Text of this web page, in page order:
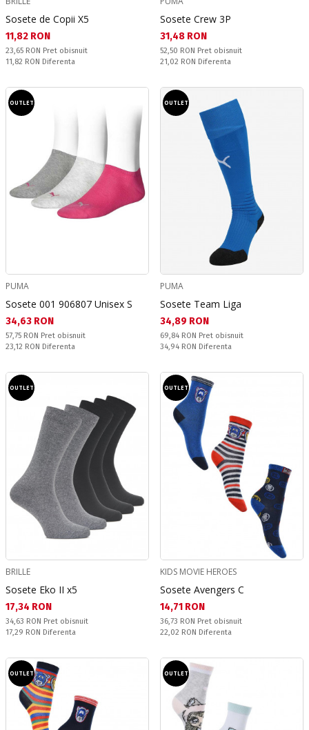
Sosete de Copii X5
Текуща цена:
11,82 RON
Pret obisnuit:
23,65 RON Pret obisnuit
Спестявате:
11,82 RON Diferenta
Sosete Crew 3P
Текуща цена:
31,48 RON
Pret obisnuit:
52,50 RON Pret obisnuit
Спестявате:
21,02 RON Diferenta
OUTLET
PUMA
Sosete 001 906807 Unisex S
Текуща цена:
34,63 RON
Pret obisnuit:
57,75 RON Pret obisnuit
Спестявате:
23,12 RON Diferenta
OUTLET
PUMA
Sosete Team Liga
Текуща цена:
34,89 RON
Pret obisnuit:
69,84 RON Pret obisnuit
Спестявате:
34,94 RON Diferenta
OUTLET
BRILLE
Sosete Eko II x5
Текуща цена:
17,34 RON
Pret obisnuit:
34,63 RON Pret obisnuit
Спестявате:
17,29 RON Diferenta
OUTLET
KIDS MOVIE HEROES
Sosete Avengers C
Текуща цена:
14,71 RON
Pret obisnuit:
36,73 RON Pret obisnuit
Спестявате:
22,02 RON Diferenta
OUTLET OUTLET